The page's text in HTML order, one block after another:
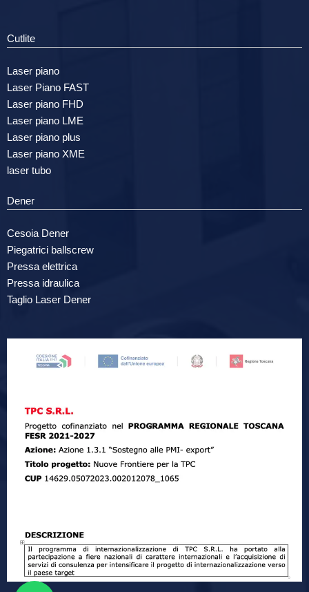
Cutlite
Laser piano
Laser Piano FAST
Laser piano FHD
Laser piano LME
Laser piano plus
Laser piano XME
laser tubo
Dener
Cesoia Dener
Piegatrici ballscrew
Pressa elettrica
Pressa idraulica
Taglio Laser Dener